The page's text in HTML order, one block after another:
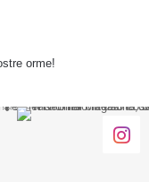
orme!